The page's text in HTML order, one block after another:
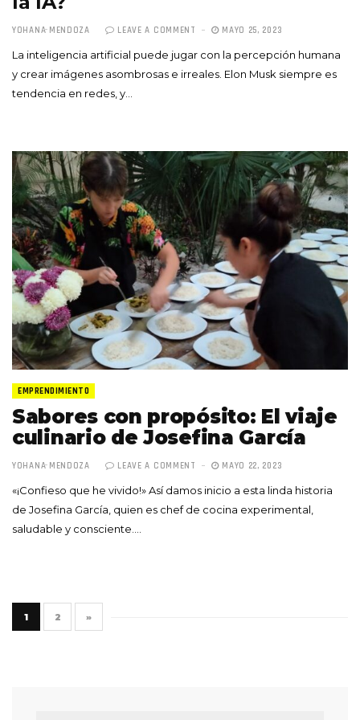
YOHANA MENDOZA LEAVE A COMMENT MAYO 25, 2023
La inteligencia artificial puede jugar con la percepción humana
y crear imágenes asombrosas e irreales. Elon Musk siempre es
tendencia en redes, y…
EMPRENDIMIENTO
Sabores con propósito: El viaje
culinario de Josefina García
YOHANA MENDOZA LEAVE A COMMENT MAYO 22, 2023
«¡Confieso que he vivido!» Así damos inicio a esta linda historia
de Josefina García, quien es chef de cocina experimental,
saludable y consciente.…
1 2 »